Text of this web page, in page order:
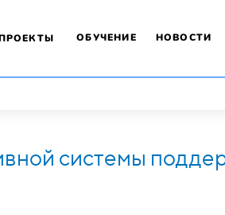
ОБУЧЕНИЕ НОВОСТИ
системы